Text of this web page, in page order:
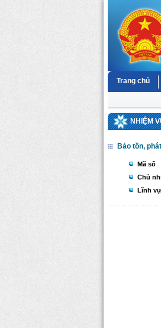
Trang chủ
NHIỆM
Bảo tồn,
Mã số
Chủ
Lĩnh